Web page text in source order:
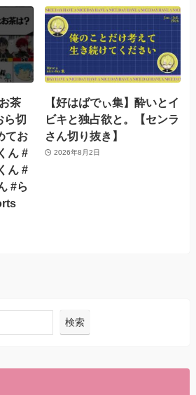
茶
ら切
てお
ん #
ん #
#ら
【好はばでぃ集】酔いとイ
ビキと独占欲と。【センラ
さん切り抜き】
2026年8月2日
検索